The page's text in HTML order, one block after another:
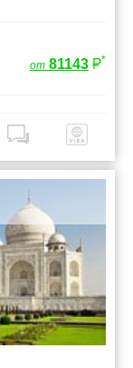
от 81143 *